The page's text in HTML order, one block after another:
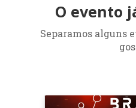
O evento
Separamos alguns